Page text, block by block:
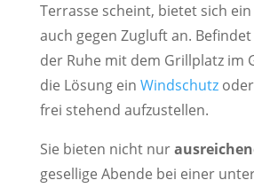
Terrasse scheint, bietet sich
auch gegen Zugluft an.
der Ruhe mit dem Grillplatz im
die Lösung ein Windschutzoder
frei stehend aufzustellen.
Sie bieten nicht nur
gesellige Abende bei einer